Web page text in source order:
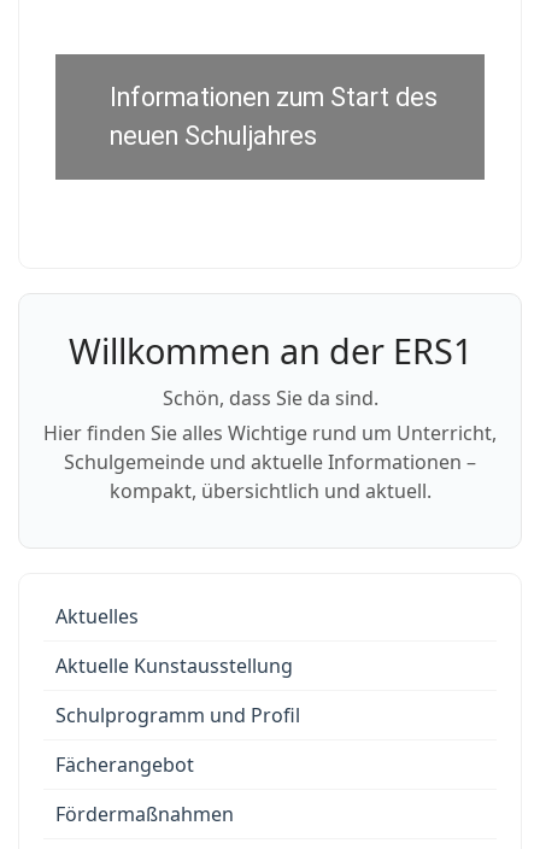
Informationen zum Start des
neuen Schuljahres
Willkommen an der ERS1
Schön, dass Sie da sind.
Hier finden Sie alles Wichtige rund um Unterricht,
Schulgemeinde und aktuelle Informationen –
kompakt, übersichtlich und aktuell.
Aktuelles
Aktuelle Kunstausstellung
Schulprogramm und Profil
Fächerangebot
Fördermaßnahmen